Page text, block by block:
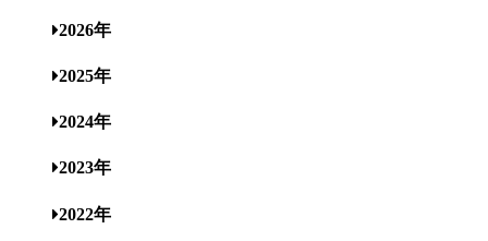
2026年
2025年
2024年
2023年
2022年